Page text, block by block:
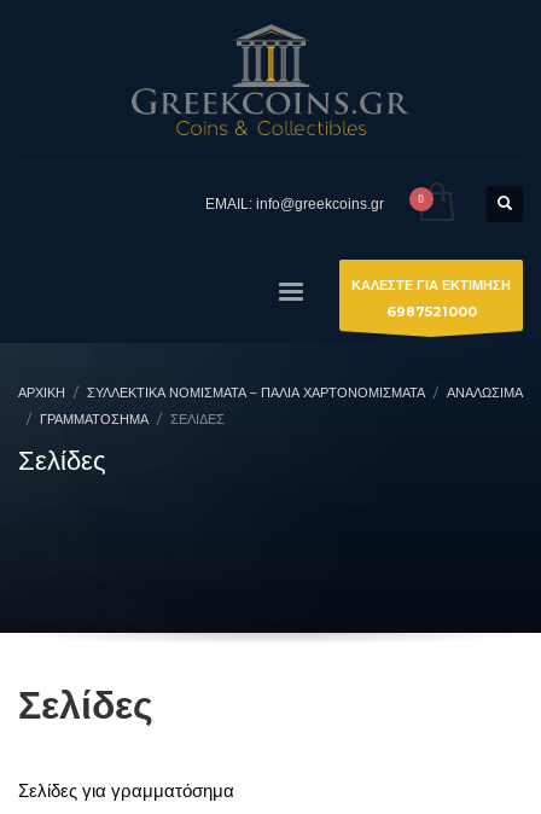
EMAIL: info@greekcoins.gr
ΚΑΛΕΣΤΕ ΓΙΑ ΕΚΤΙΜΗΣΗ
6987521000
ΑΡΧΙΚΉ ΣΥΛΛΕΚΤΙΚΆ ΝΟΜΊΣΜΑΤΑ – ΠΑΛΙΆ ΧΑΡΤΟΝΟΜΊΣΜΑΤΑ
ΑΝΑΛΩΣΙΜΑ
ΓΡΑΜΜΑΤΌΣΗΜΑ
ΣΕΛΊΔΕΣ
Σελίδες
Σελίδες
Σελίδες για γραμματόσημα